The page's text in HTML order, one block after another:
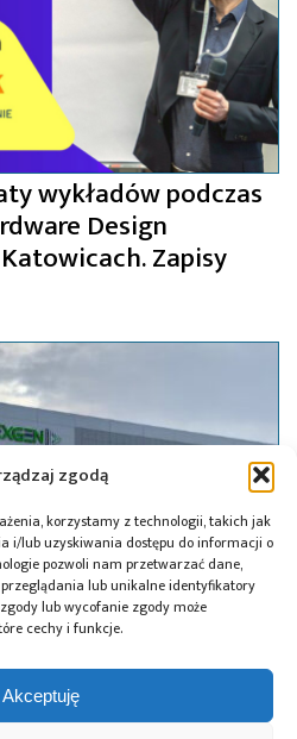
zgodą
korzystamy z technologii, takich jak
i/lub uzyskiwania dostępu do informacji o
pozwoli nam przetwarzać dane,
lub unikalne identyfikatory
lub wycofanie zgody może
cechy i funkcje.
Akceptuję
wykładów podczas
Design
Zapisy
firmy onsemi: